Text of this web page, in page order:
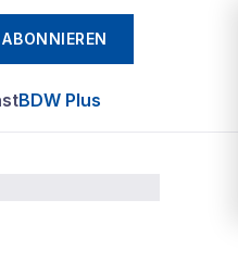
ABONNIEREN
BDW Plus